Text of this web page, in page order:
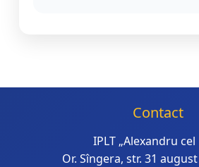
Contact
IPLT „Alexandru cel
Or. Sîngera, str. 31